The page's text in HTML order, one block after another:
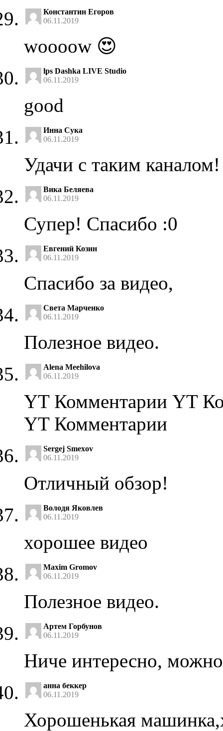
Константин Егоров
06.11.2019
woooow 😍
lps Dashka LIVE Studio
06.11.2019
good
Инна Сука
06.11.2019
Удачи с таким каналом!
Вика Беляева
06.11.2019
Супер! Спасибо :0
Евгений Козин
06.11.2019
Спасибо за видео,
Света Марченко
06.11.2019
Полезное видео.
Alena Meehilova
06.11.2019
YT Комментарии YT
YT Комментарии
Sergej Smexov
06.11.2019
Отличный обзор!
Володя Яковлев
06.11.2019
хорошее видео
Maxim Gromov
06.11.2019
Полезное видео.
Артем Горбунов
06.11.2019
Ниче интересно,
анна беккер
06.11.2019
Хорошенькая